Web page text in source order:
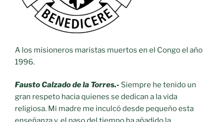
A los misioneros maristas muertos en el Congo el año
1996.
Fausto Calzado de la Torres.- Siempre he tenido un
gran respeto hacia quienes se dedican a la vida
religiosa. Mi madre me inculcó desde pequeño esta